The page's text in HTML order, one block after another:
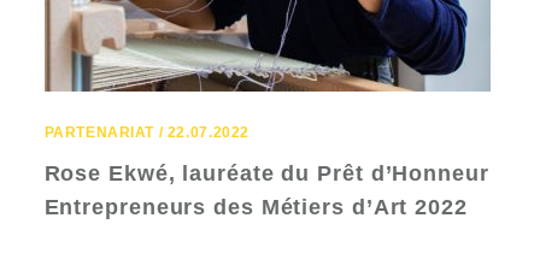
PARTENARIAT / 22.07.2022
Rose Ekwé, lauréate du Prêt d’Honneur
Entrepreneurs des Métiers d’Art 2022